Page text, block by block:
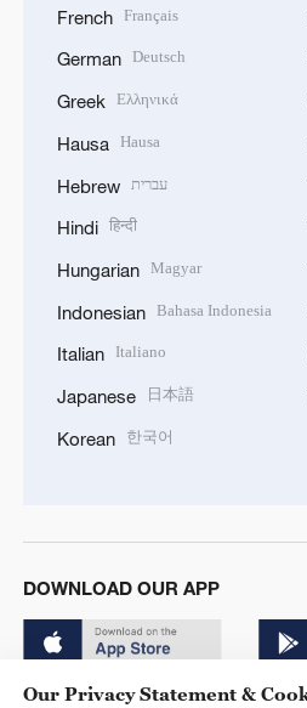
French Français
German Deutsch
Greek Ελληνικά
Hausa Hausa
Hebrew עברית
Hindi हिन्दी
Hungarian Magyar
Indonesian Bahasa Indonesia
Italian Italiano
Japanese 日本語
Korean 한국어
DOWNLOAD OUR APP
Our Privacy Statement &